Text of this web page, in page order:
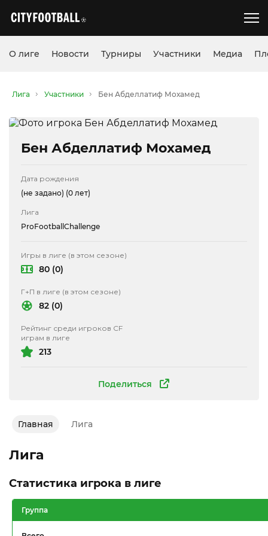
О лиге Новости Турниры Участники Медиа
Лига Участники Бен Абделлатиф Мохамед
Бен Абделлатиф Мохамед
Поделиться
Дата рождения
(не задано) (0 лет)
Лига
ProFootballChallenge
Игры в лиге (в этом сезоне)
80 (0)
Г+П в лиге (в этом сезоне)
82 (0)
Рейтинг среди игроков CF
играм в лиге
213
Главная Лига
Лига
Статистика игрока в лиге
Группа